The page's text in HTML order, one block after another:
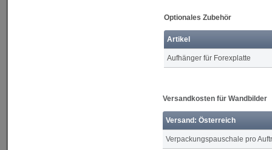
Optionales Zubehör
Artikel
Aufhänger für Forexplatte
Versandkosten für Wandbilder
Versand: Österreich
Verpackungspauschale pro